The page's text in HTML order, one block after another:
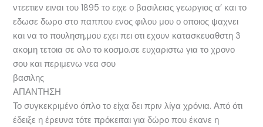
ντεετιεν ειναι του 1895 το ειχε ο βασιλειας γεωργιος α’ και το
εδωσε δωρο στο παππου ενος φιλου μου ο οποιος ψαχνει
και να το πουληση,μου εχει πει οτι εχουν κατασκευαθστη 3
ακομη τετοια σε ολο το κοσμο.σε ευχαριστω για το χρονο
σου και περιμενω νεα σου
βασιλης
ΑΠΑΝΤΗΣΗ
Το συγκεκριμένο όπλο το είχα δει πριν λίγα χρόνια. Από ότι
έδειξε η έρευνα τότε πρόκειται για δώρο που έκανε η